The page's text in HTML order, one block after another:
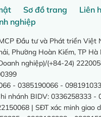
Sơ đồ trang
Liên
nghiệp
Đầu tư và Phát triển Việt
Phường Hoàn Kiếm, TP Hà
nghiệp)/(+84-24)
- 0385190066 -
nhánh BIDV: 0336258333 -
| SĐT xác minh giao